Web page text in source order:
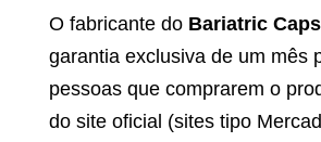
O fabricante do Bariatric Caps
garantia exclusiva de um mês
pessoas que comprarem o
do site oficial (sites tipo